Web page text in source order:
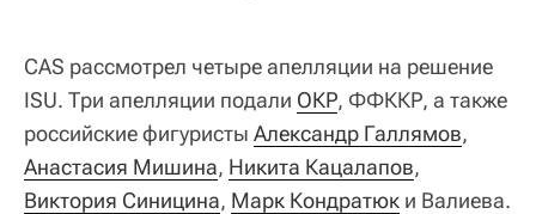
CAS рассмотрел четыре апелляции на решение
ISU. Три апелляции подали ОКР, ФФККР, а также
российские фигуристы Александр Галлямов,
Анастасия Мишина, Никита Кацалапов,
Виктория Синицина, Марк Кондратюк и Валиева.